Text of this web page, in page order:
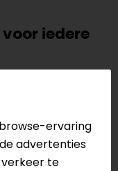
iedere
ook
gemaakt met
irritaties op de
ervaring
advertenties
verkeer te